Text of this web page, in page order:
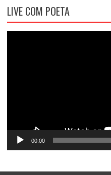
LIVE COM POETA
00:00